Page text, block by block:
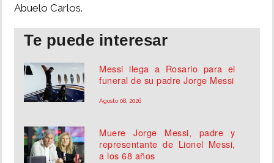
Abuelo Carlos.
Te puede interesar
Messi llega a Rosario para el
funeral de su padre Jorge Messi
Agosto 08, 2026
Muere Jorge Messi, padre y
representante de Lionel Messi,
a los 68 años